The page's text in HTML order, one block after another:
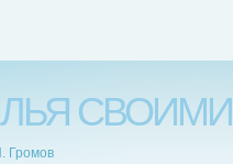
Громов